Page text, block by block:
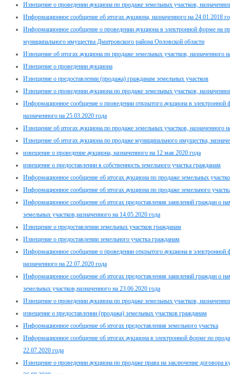
Извещение о проведении аукциона по продаже земельных участков,
Информационное сообщение об итогах аукциона, назначенного на 24.01.2018
Информационное сообщение о проведении аукциона в электронной форме на
муниципального имущества Дмитровского района Орловской области
Извещение об итогах аукциона по продаже земельных участков, назначенного
Извещение о проведении аукциона
Извещение о предоставлении (продажа) гражданам земельных участков
Извещение о проведении аукциона по продаже земельных участков,
Информационное сообщение о проведении открытого аукциона в
назначенного на 25.03.2020 года
Извещение об итогах аукциона по продаже земельных участков, назначенного
Извещение об итогах аукциона по продаже муниципального имущества,
извещение о проведение аукциона, назначенного на 12 мая 2020 года
извещение о предоставлении в собственность земельного участка гражданам
Информационное сообщение об итогах аукциона по продаже земельных
Информационное сообщение об итогах аукциона по продаже земельного
Информационное сообщение об итогах предоставления заявлений граждан о
земельных участков,назначенного на 14.05.2020 года
Извещение о предоставлении земельных участков гражданам
Извещение о предоставлении земельного участка гражданам
Информационное сообщение о проведении открытого аукциона в
назначенного на 22.07.2020 года
Информационное сообщение об итогах предоставления заявлений граждан о
земельных участков,назначенного на 23.06.2020 года
Извещение о проведении аукциона по продаже земельных участков,
извещение о предоставлении (продажа) земельных участков гражданам
Информационное сообщение об итогах предоставления земельного участка
Информационное сообщение об итогах аукциона в электронной форме по
22.07.2020 года
Извещение о проведении аукциона по продаже права на заключение договора